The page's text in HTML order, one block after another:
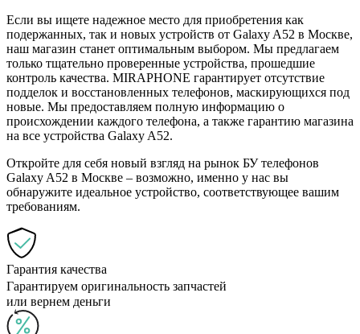
Если вы ищете надежное место для приобретения как
подержанных, так и новых устройств от Galaxy A52 в Москве,
наш магазин станет оптимальным выбором. Мы предлагаем
только тщательно проверенные устройства, прошедшие
контроль качества. MIRAPHONE гарантирует отсутствие
подделок и восстановленных телефонов, маскирующихся под
новые. Мы предоставляем полную информацию о
происхождении каждого телефона, а также гарантию магазина
на все устройства Galaxy A52.
Откройте для себя новый взгляд на рынок БУ телефонов
Galaxy A52 в Москве – возможно, именно у нас вы
обнаружите идеальное устройство, соответствующее вашим
требованиям.
Гарантия качества
Гарантируем оригинальность запчастей
или вернем деньги